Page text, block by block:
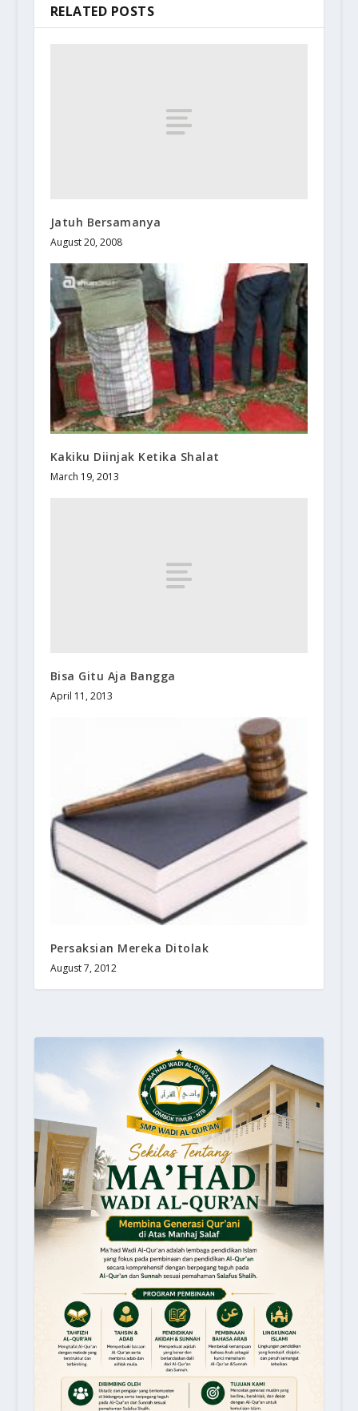
RELATED POSTS
Jatuh Bersamanya
August 20, 2008
Kakiku Diinjak Ketika Shalat
March 19, 2013
Bisa Gitu Aja Bangga
April 11, 2013
Persaksian Mereka Ditolak
August 7, 2012